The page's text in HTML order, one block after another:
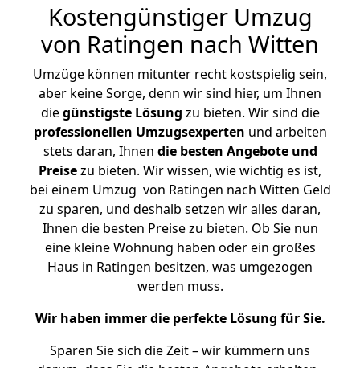
Kostengünstiger Umzug
von Ratingen nach Witten
Umzüge können mitunter recht kostspielig sein,
aber keine Sorge, denn wir sind hier, um Ihnen
diegünstigste Lösung zu bieten. Wir sind die
professionellen Umzugsexperten und arbeiten
stets daran, Ihnen die besten Angebote und
Preisezu bieten. Wir wissen, wie wichtig es ist,
bei einem Umzug von Ratingen nach Witten Geld
zu sparen, und deshalb setzen wir alles daran,
Ihnen die besten Preise zu bieten. Ob Sie nun
eine kleine Wohnung haben oder ein großes
Haus in Ratingen besitzen, was umgezogen
werden muss.
Wir haben immer die perfekte Lösung für Sie.
Sparen Sie sich die Zeit – wir kümmern uns